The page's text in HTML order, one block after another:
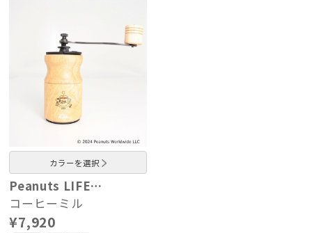
カラーを選択
Peanuts LIFE…
コーヒーミル
¥7,920